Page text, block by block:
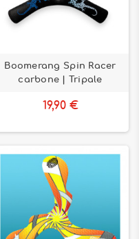
Boomerang Spin Racer
carbone | Tripale
19,90 €